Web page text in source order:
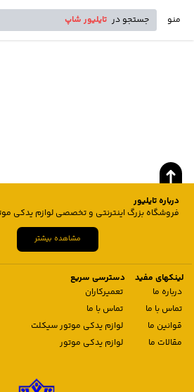
منو جستجو در تایلیور شاپ
درباره تایلیور
فروشگاه بزرگ اینترنتی و تخصصی لوازم یدکی
مشاهده بیشتر
لینکهای مفید
درباره ما
تماس با ما
قوانین ما
مقالات ما
دسترسی سریع
تعمیرکاران
تماس با ما
لوازم یدکی موتور سیکلت
لوازم یدکی موتور